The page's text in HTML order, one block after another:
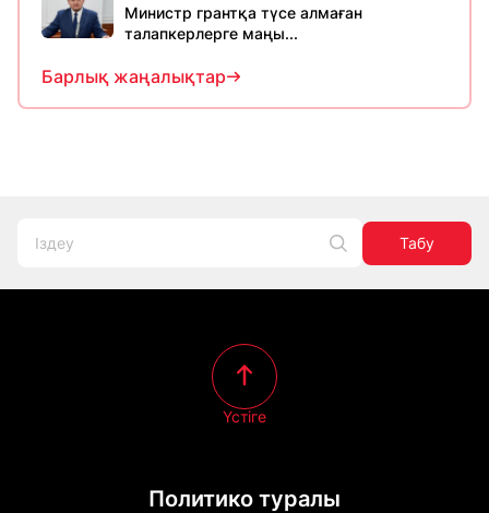
Министр грантқа түсе алмаған
талапкерлерге маңы...
Барлық жаңалықтар
Табу
Политико туралы
Үстіге